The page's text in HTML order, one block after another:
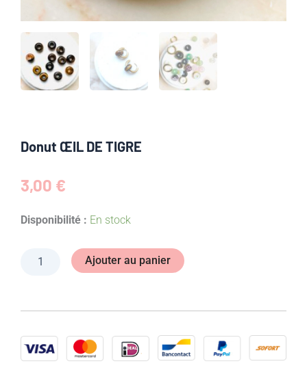
Donut ŒIL DE TIGRE
3,00 €
Disponibilité : En stock
quantité
Ajouter au panier